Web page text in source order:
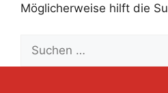
Möglicherweise hilft die
nach: